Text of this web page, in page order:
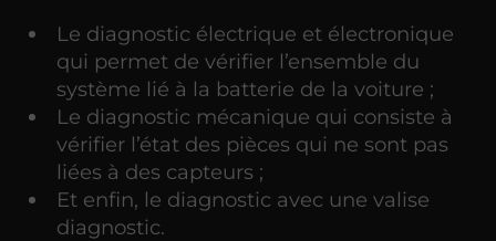
Le diagnostic électrique et électronique
qui permet de vérifier l’ensemble du
système lié à la batterie de la voiture ;
Le diagnostic mécanique qui consiste à
vérifier l’état des pièces qui ne sont pas
liées à des capteurs ;
Et enfin, le diagnostic avec une valise
diagnostic.